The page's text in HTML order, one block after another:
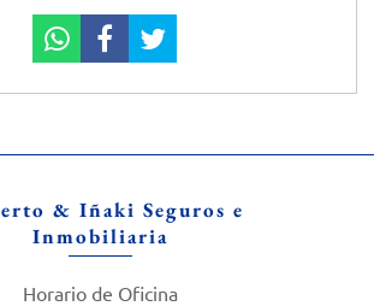
& Iñaki Seguros e
Inmobiliaria
Horario de Oficina